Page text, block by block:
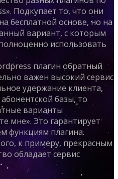
Подкупает то, что они
бесплатной основе, но на
вариант, с которым
использовать
плагин обратный
важен высокий сервис
удержание клиента,
базы, то
варианты
мне». Это гарантирует
функциям плагина.
к примеру, прекрасным
обладает сервис